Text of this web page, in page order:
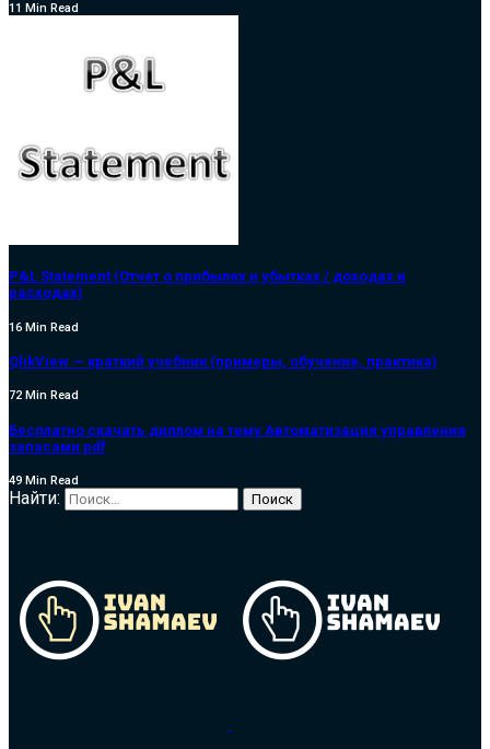
11 Min Read
P&L Statement (Отчет о прибылях и убытках / доходах и
расходах)
16 Min Read
QlikView — краткий учебник (примеры, обучение, практика)
72 Min Read
Бесплатно скачать диплом на тему Автоматизация управления
запасами pdf
49 Min Read
Найти: